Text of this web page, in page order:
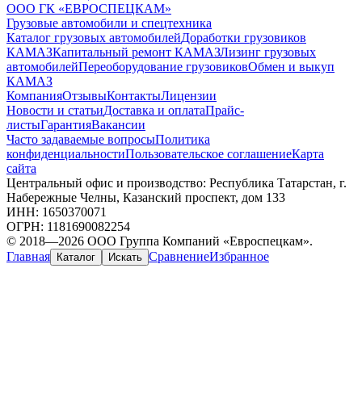
ООО ГК «ЕВРОСПЕЦКАМ»
Грузовые автомобили и спецтехника
Каталог грузовых автомобилейДоработки грузовиков
КАМАЗКапитальный ремонт КАМАЗЛизинг грузовых
автомобилейПереоборудование грузовиковОбмен и выкуп
КАМАЗ
КомпанияОтзывыКонтактыЛицензии
Новости и статьиДоставка и оплатаПрайс-
листыГарантияВакансии
Часто задаваемые вопросыПолитика
конфиденциальностиПользовательское соглашениеКарта
сайта
Центральный офис и производство: Республика Татарстан, г.
Набережные Челны, Казанский проспект, дом 133
ИНН: 1650370071
ОГРН: 1181690082254
© 2018—2026 ООО Группа Компаний «Евроспецкам».
Главная Каталог Искать СравнениеИзбранное